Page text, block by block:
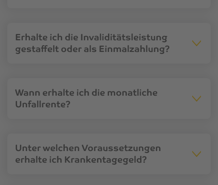
Erhalte ich die Invaliditätsleistung
gestaffelt oder als Einmalzahlung?
Wann erhalte ich die monatliche
Unfallrente?
Unter welchen Voraussetzungen
erhalte ich Krankentagegeld?